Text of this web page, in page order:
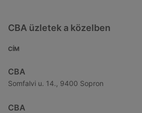
CBA üzletek a közelben
CÍM
CBA
Somfalvi u. 14., 9400 Sopron
CBA